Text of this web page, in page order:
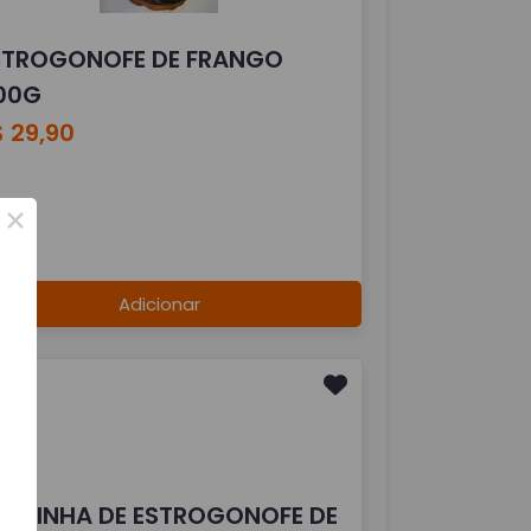
DE FRANGO
29,90
Adicionar
DE ESTROGONOFE DE
×